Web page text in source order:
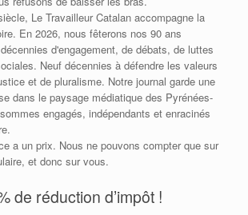
Le Travailleur Catalan accompagne la
En 2026, nous fêterons nos 90 ans
d'engagement, de débats, de luttes
Neuf décennies à défendre les valeurs
et de pluralisme. Notre journal garde une
dans le paysage médiatique des Pyrénées-
engagés, indépendants et enracinés
a un prix. Nous ne pouvons compter que sur
et donc sur vous.
de réduction d’impôt !